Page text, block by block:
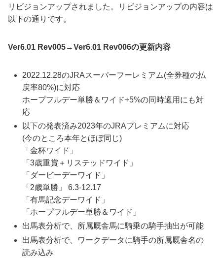
リビジョンアップされました。リビジョンアップの内容は
以下の通りです。
Ver6.01 Rev005→Ver6.01 Rev006の更新内容
2022.12.28のJRAスーパーフーレミアム(全券種の払
戻率80%)に対応
ホープフルデー単勝＆ワイド+5%の同時適用にも対
応
以下の発表済み2023年のJRAプレミアムに対応
(今のところ本年とほぼ同じ)
「金杯ワイド」
「3歳重賞＋リステッドワイド」
「ダービーデーワイド」
「2歳単勝」 6.3-12.17
「有馬記念デーワイド」
「ホープフルデー単勝＆ワイド」
出馬表分析で、所属厩舎馬に騎乗の騎手抽出が可能
出馬表分析で、ワークデータに騎手の所属厩舎名の
読み込み